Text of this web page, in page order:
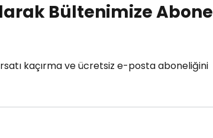
Bültenimize Abone
kaçırma ve ücretsiz e-posta aboneliğini